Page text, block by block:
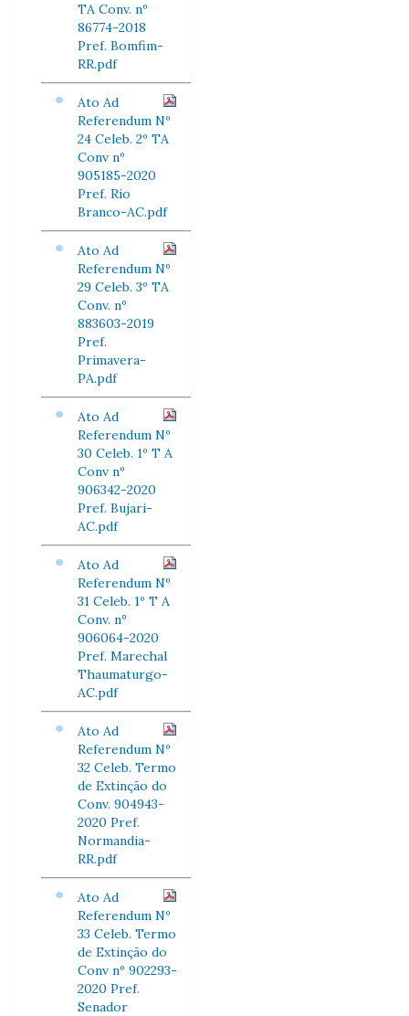
TA Conv. nº
86774-2018
Pref. Bomfim-
RR.pdf
Ato Ad
Referendum Nº
24 Celeb. 2º TA
Conv nº
905185-2020
Pref. Rio
Branco-AC.pdf
Ato Ad
Referendum Nº
29 Celeb. 3º TA
Conv. nº
883603-2019
Pref.
Primavera-
PA.pdf
Ato Ad
Referendum Nº
30 Celeb. 1º T A
Conv nº
906342-2020
Pref. Bujari-
AC.pdf
Ato Ad
Referendum Nº
31 Celeb. 1º T A
Conv. nº
906064-2020
Pref. Marechal
Thaumaturgo-
AC.pdf
Ato Ad
Referendum Nº
32 Celeb. Termo
de Extinção do
Conv. 904943-
2020 Pref.
Normandia-
RR.pdf
Ato Ad
Referendum Nº
33 Celeb. Termo
de Extinção do
Conv nº 902293-
2020 Pref.
Senador